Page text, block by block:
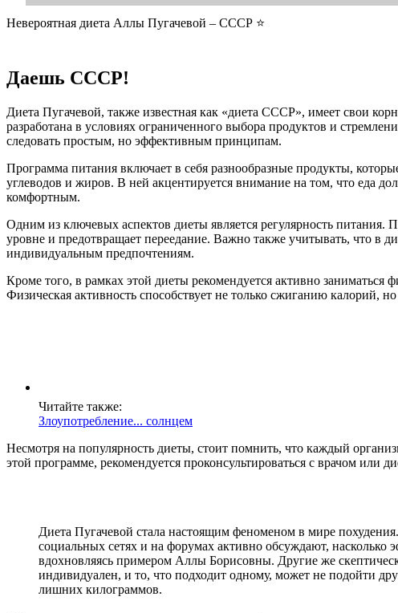
Невероятная диета Аллы Пугачевой – СССР ⭐️
Даешь СССР!
Диета Пугачевой, также известная как «диета СССР», имеет свои
разработана в условиях ограниченного выбора продуктов и
следовать простым, но эффективным принципам.
Программа питания включает в себя разнообразные продукты,
углеводов и жиров. В ней акцентируется внимание на том, что еда
комфортным.
Одним из ключевых аспектов диеты является регулярность питания.
уровне и предотвращает переедание. Важно также учитывать, что в
индивидуальным предпочтениям.
Кроме того, в рамках этой диеты рекомендуется активно заниматься
Физическая активность способствует не только сжиганию калорий,
Читайте также:
Злоупотребление... солнцем
Несмотря на популярность диеты, стоит помнить, что каждый
этой программе, рекомендуется проконсультироваться с врачом или
Диета Пугачевой стала настоящим феноменом в мире
социальных сетях и на форумах активно обсуждают, насколько
вдохновляясь примером Аллы Борисовны. Другие же
индивидуален, и то, что подходит одному, может не подойти
лишних килограммов.